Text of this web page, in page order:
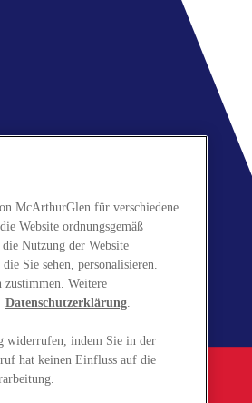
McArthurGlen für verschiedene
Website ordnungsgemäß
Nutzung der Website
Sie sehen, personalisieren.
zustimmen. Weitere
Datenschutzerklärung.
widerrufen, indem Sie in der
hat keinen Einfluss auf die